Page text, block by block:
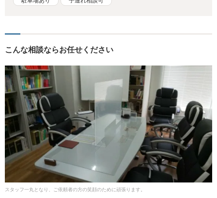
こんな相談ならお任せください
スタッフ一丸となり、ご依頼者の方の笑顔のために頑張ります。